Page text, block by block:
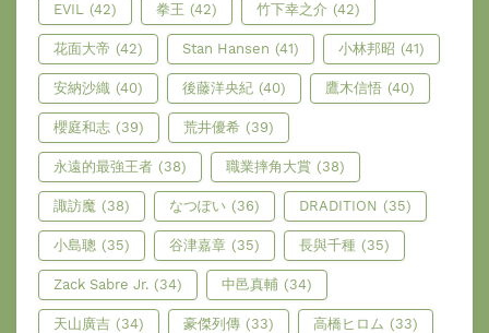
EVIL (42) 拳王 (42) 竹下幸之介 (42)
花面大帝 (42) Stan Hansen (41) 小林邦昭 (41)
安納沙織 (40) 後藤洋央紀 (40) 鷹木信悟 (40)
櫻庭和志 (39) 荒井優希 (39)
永遠的最強王者 (38) 職業摔角大賞 (38)
諏訪魔 (38) なつぽい (36) DRADITION (35)
小島聰 (35) 谷津嘉章 (35) 長與千種 (35)
Zack Sabre Jr. (34) 中邑真輔 (34)
天山廣吉 (34) 豪傑列傳 (33) 高橋ヒロム (33)